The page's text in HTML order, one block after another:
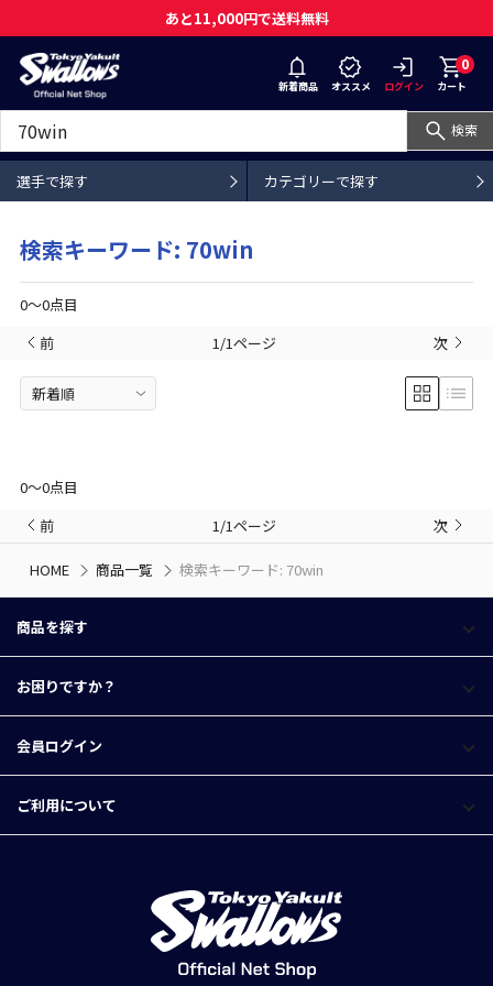
あと11,000円で送料無料
新着商品 オススメ ログイン
0
カート
検索
選手で探す カテゴリーで探す
検索キーワード: 70win
0〜0点目
前
1/1ページ 次
0〜0点目
前
1/1ページ 次
HOME 商品一覧 検索キーワード: 70win
商品を探す
お困りですか？
会員ログイン
ご利用について